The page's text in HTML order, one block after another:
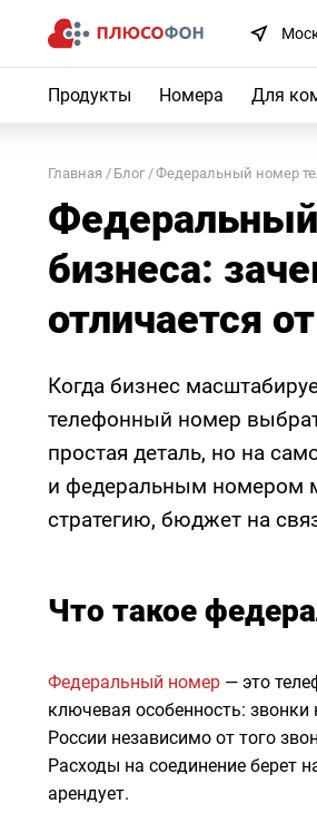
Продукты Номера Для
Главная Блог Федеральный номер
бизнеса:
отличается
Когда бизнес
телефонный номер
простая деталь, но на
и федеральным номером
стратегию, бюджет на
Что такое
Федеральный номер — это
ключевая особенность:
России независимо от того
Расходы на соединение берет
арендует.